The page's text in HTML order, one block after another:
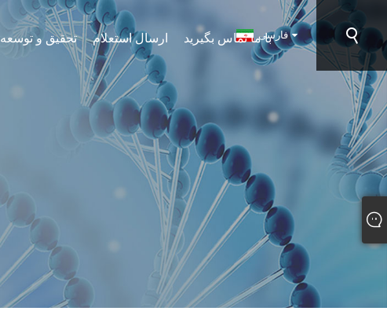
تحقیق و توسعه ارسال استعلام با ما تماس بگیریدفارسی